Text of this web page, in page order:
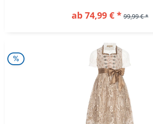
ab 74,99 € * 99,99 € *